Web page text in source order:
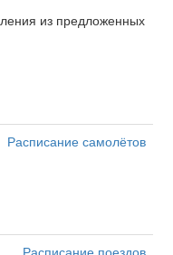
из предложенных
Расписание самолётов
Расписание поездов